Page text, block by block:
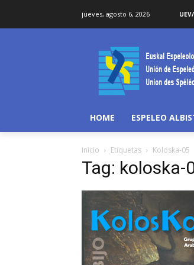
jueves, agosto 6, 2026
HOME ESPELEO
Inicio Etiquetas Koloska-05
Tag: koloska-